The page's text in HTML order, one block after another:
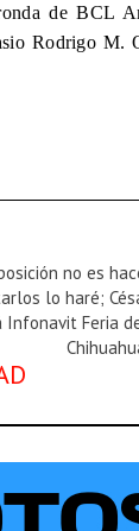
de BCL
Rodrigo M.
no es
lo haré;
Infonavit Feria